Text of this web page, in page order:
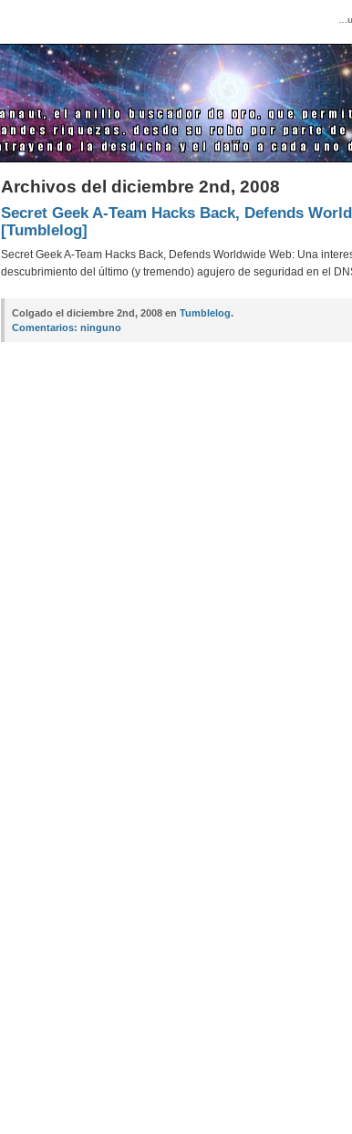
Archivos del diciembre 2nd, 2008
Secret Geek A-Team Hacks Back, Defends
[Tumblelog]
Secret Geek A-Team Hacks Back, Defends Worldwide Web: Una
descubrimiento del último (y tremendo) agujero de seguridad en el
Colgado el diciembre 2nd, 2008 en Tumblelog.
Comentarios: ninguno